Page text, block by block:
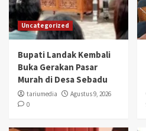
Uncategorized
Bupati Landak Kembali
Buka Gerakan Pasar
Murah di Desa Sebadu
tariumedia
Agustus 9, 2026
0